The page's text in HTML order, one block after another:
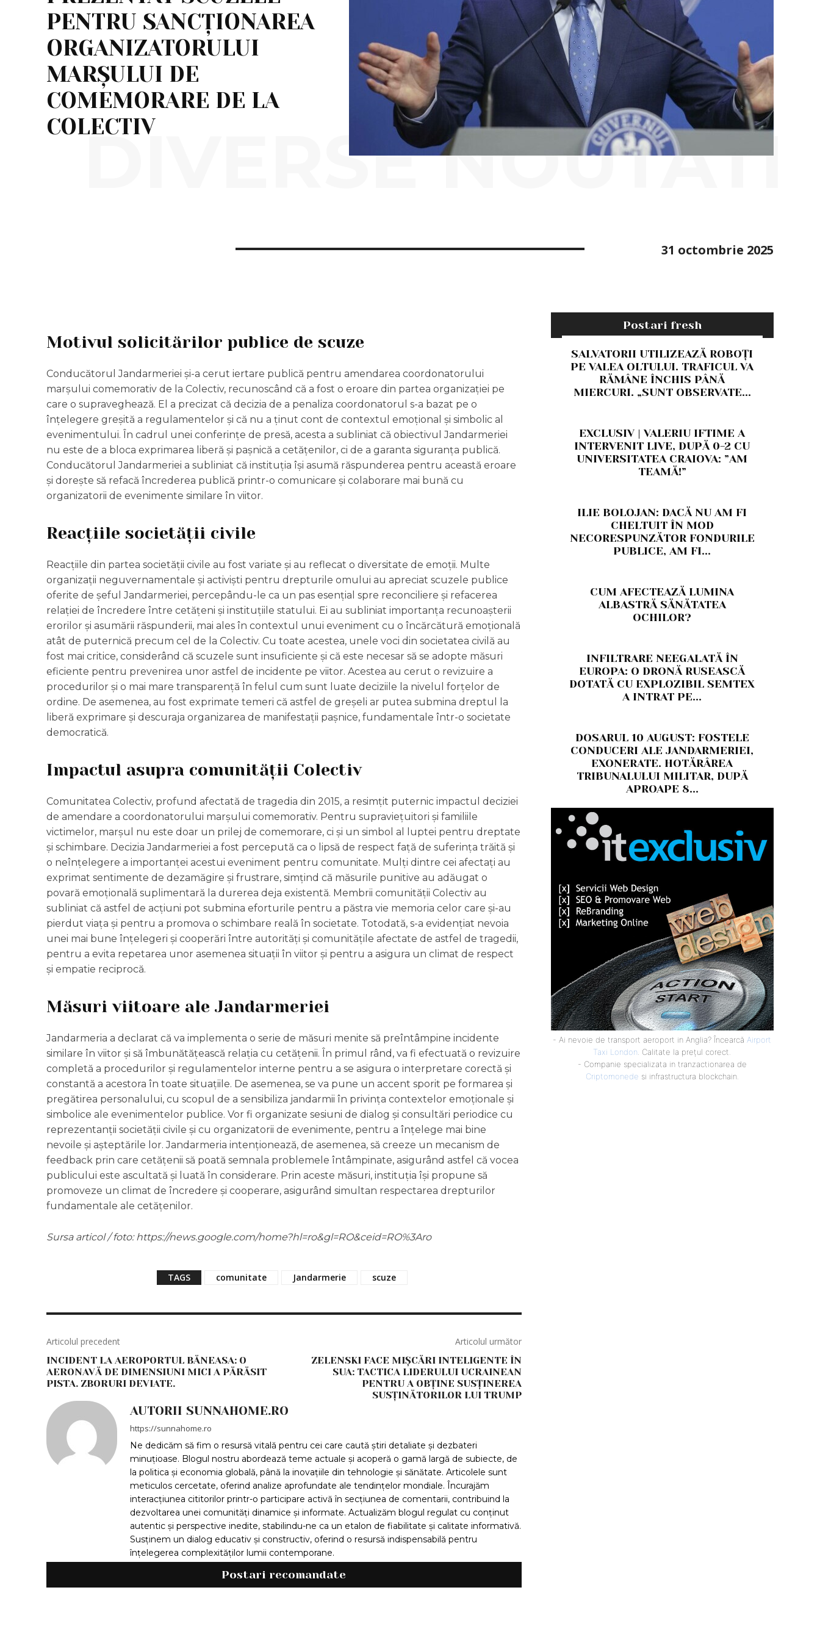
PENTRU SANCȚIONAREA
ORGANIZATORULUI
MARȘULUI DE
COMEMORARE DE LA
COLECTIV
DIVERSE NOUTATI
31 octombrie 2025
Motivul solicitărilor publice de scuze
Conducătorul Jandarmeriei și-a cerut iertare publică pentru amendarea coordonatorului
marșului comemorativ de la Colectiv, recunoscând că a fost o eroare din partea organizației pe
care o supraveghează. El a precizat că decizia de a penaliza coordonatorul s-a bazat pe o
înțelegere greșită a regulamentelor și că nu a ținut cont de contextul emoțional și simbolic al
evenimentului. În cadrul unei conferințe de presă, acesta a subliniat că obiectivul Jandarmeriei
nu este de a bloca exprimarea liberă și pașnică a cetățenilor, ci de a garanta siguranța publică.
Conducătorul Jandarmeriei a subliniat că instituția își asumă răspunderea pentru această eroare
și dorește să refacă încrederea publică printr-o comunicare și colaborare mai bună cu
organizatorii de evenimente similare în viitor.
Reacțiile societății civile
Reacțiile din partea societății civile au fost variate și au reflecat o diversitate de emoții. Multe
organizații neguvernamentale și activiști pentru drepturile omului au apreciat scuzele publice
oferite de șeful Jandarmeriei, percepându-le ca un pas esențial spre reconciliere și refacerea
relației de încredere între cetățeni și instituțiile statului. Ei au subliniat importanța recunoașterii
erorilor și asumării răspunderii, mai ales în contextul unui eveniment cu o încărcătură emoțională
atât de puternică precum cel de la Colectiv. Cu toate acestea, unele voci din societatea civilă au
fost mai critice, considerând că scuzele sunt insuficiente și că este necesar să se adopte măsuri
eficiente pentru prevenirea unor astfel de incidente pe viitor. Acestea au cerut o revizuire a
procedurilor și o mai mare transparență în felul cum sunt luate deciziile la nivelul forțelor de
ordine. De asemenea, au fost exprimate temeri că astfel de greșeli ar putea submina dreptul la
liberă exprimare și descuraja organizarea de manifestații pașnice, fundamentale într-o societate
democratică.
Impactul asupra comunității Colectiv
Comunitatea Colectiv, profund afectată de tragedia din 2015, a resimțit puternic impactul deciziei
de amendare a coordonatorului marșului comemorativ. Pentru supraviețuitori și familiile
victimelor, marșul nu este doar un prilej de comemorare, ci și un simbol al luptei pentru dreptate
și schimbare. Decizia Jandarmeriei a fost percepută ca o lipsă de respect față de suferința trăită și
o neînțelegere a importanței acestui eveniment pentru comunitate. Mulți dintre cei afectați au
exprimat sentimente de dezamăgire și frustrare, simțind că măsurile punitive au adăugat o
povară emoțională suplimentară la durerea deja existentă. Membrii comunității Colectiv au
subliniat că astfel de acțiuni pot submina eforturile pentru a păstra vie memoria celor care și-au
pierdut viața și pentru a promova o schimbare reală în societate. Totodată, s-a evidențiat nevoia
unei mai bune înțelegeri și cooperări între autorități și comunitățile afectate de astfel de tragedii,
pentru a evita repetarea unor asemenea situații în viitor și pentru a asigura un climat de respect
și empatie reciprocă.
Măsuri viitoare ale Jandarmeriei
Jandarmeria a declarat că va implementa o serie de măsuri menite să preîntâmpine incidente
similare în viitor și să îmbunătățească relația cu cetățenii. În primul rând, va fi efectuată o revizuire
completă a procedurilor și regulamentelor interne pentru a se asigura o interpretare corectă și
constantă a acestora în toate situațiile. De asemenea, se va pune un accent sporit pe formarea și
pregătirea personalului, cu scopul de a sensibiliza jandarmii în privința contextelor emoționale și
simbolice ale evenimentelor publice. Vor fi organizate sesiuni de dialog și consultări periodice cu
reprezentanții societății civile și cu organizatorii de evenimente, pentru a înțelege mai bine
nevoile și așteptările lor. Jandarmeria intenționează, de asemenea, să creeze un mecanism de
feedback prin care cetățenii să poată semnala problemele întâmpinate, asigurând astfel că vocea
publicului este ascultată și luată în considerare. Prin aceste măsuri, instituția își propune să
promoveze un climat de încredere și cooperare, asigurând simultan respectarea drepturilor
fundamentale ale cetățenilor.
Sursa articol / foto: https://news.google.com/home?hl=ro&gl=RO&ceid=RO%3Aro
TAGS comunitate Jandarmerie scuze
Articolul precedent
INCIDENT LA AEROPORTUL BĂNEASA: O
AERONAVĂ DE DIMENSIUNI MICI A PĂRĂSIT
PISTA. ZBORURI DEVIATE.
Articolul următor
ZELENSKI FACE MIȘCĂRI INTELIGENTE ÎN
SUA: TACTICA LIDERULUI UCRAINEAN
PENTRU A OBȚINE SUSȚINEREA
SUSȚINĂTORILOR LUI TRUMP
AUTORII SUNNAHOME.RO
https://sunnahome.ro
Ne dedicăm să fim o resursă vitală pentru cei care caută știri detaliate și dezbateri
minuțioase. Blogul nostru abordează teme actuale și acoperă o gamă largă de subiecte, de
la politica și economia globală, până la inovațiile din tehnologie și sănătate. Articolele sunt
meticulos cercetate, oferind analize aprofundate ale tendințelor mondiale. Încurajăm
interacțiunea cititorilor printr-o participare activă în secțiunea de comentarii, contribuind la
dezvoltarea unei comunități dinamice și informate. Actualizăm blogul regulat cu conținut
autentic și perspective inedite, stabilindu-ne ca un etalon de fiabilitate și calitate informativă.
Susținem un dialog educativ și constructiv, oferind o resursă indispensabilă pentru
înțelegerea complexităților lumii contemporane.
Postari recomandate
Postari fresh
SALVATORII UTILIZEAZĂ ROBOȚI
PE VALEA OLTULUI. TRAFICUL VA
RĂMÂNE ÎNCHIS PÂNĂ
MIERCURI. „SUNT OBSERVATE...
EXCLUSIV | VALERIU IFTIME A
INTERVENIT LIVE, DUPĂ 0-2 CU
UNIVERSITATEA CRAIOVA: ”AM
TEAMĂ!”
ILIE BOLOJAN: DACĂ NU AM FI
CHELTUIT ÎN MOD
NECORESPUNZĂTOR FONDURILE
PUBLICE, AM FI...
CUM AFECTEAZĂ LUMINA
ALBASTRĂ SĂNĂTATEA
OCHILOR?
INFILTRARE NEEGALATĂ ÎN
EUROPA: O DRONĂ RUSEASCĂ
DOTATĂ CU EXPLOZIBIL SEMTEX
A INTRAT PE...
DOSARUL 10 AUGUST: FOSTELE
CONDUCERI ALE JANDARMERIEI,
EXONERATE. HOTĂRÂREA
TRIBUNALULUI MILITAR, DUPĂ
APROAPE 8...
- Ai nevoie de transport aeroport in Anglia? ÎncearcăAirport
Taxi London. Calitate la prețul corect.
- Companie specializata in tranzactionarea de
Criptomonede si infrastructura blockchain.